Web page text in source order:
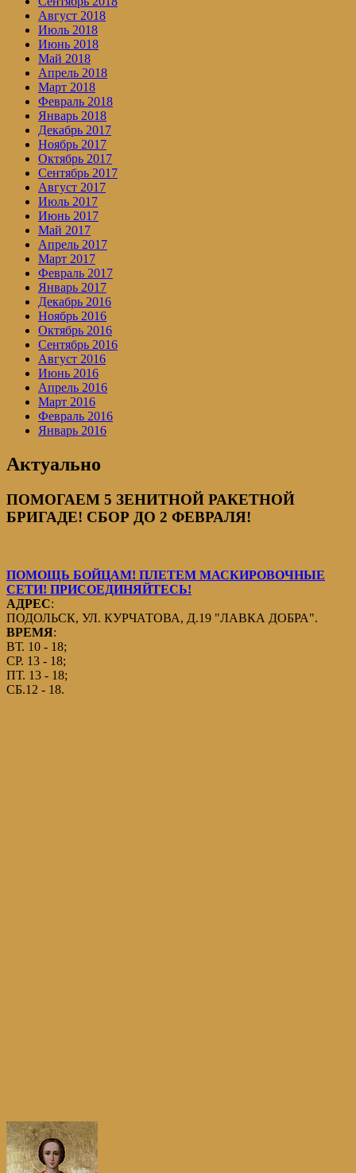
Август 2018
Июль 2018
Июнь 2018
Май 2018
Апрель 2018
Март 2018
Февраль 2018
Январь 2018
Декабрь 2017
Ноябрь 2017
Октябрь 2017
Сентябрь 2017
Август 2017
Июль 2017
Июнь 2017
Май 2017
Апрель 2017
Март 2017
Февраль 2017
Январь 2017
Декабрь 2016
Ноябрь 2016
Октябрь 2016
Сентябрь 2016
Август 2016
Июнь 2016
Апрель 2016
Март 2016
Февраль 2016
Январь 2016
Актуально
ПОМОГАЕМ 5 ЗЕНИТНОЙ РАКЕТНОЙ
БРИГАДЕ! СБОР ДО 2 ФЕВРАЛЯ!
ПОМОЩЬ БОЙЦАМ! ПЛЕТЕМ МАСКИРОВОЧНЫЕ
СЕТИ! ПРИСОЕДИНЯЙТЕСЬ!
АДРЕС:
ПОДОЛЬСК, УЛ. КУРЧАТОВА, Д.19 "ЛАВКА ДОБРА".
ВРЕМЯ:
ВТ. 10 - 18;
СР. 13 - 18;
ПТ. 13 - 18;
СБ.12 - 18.